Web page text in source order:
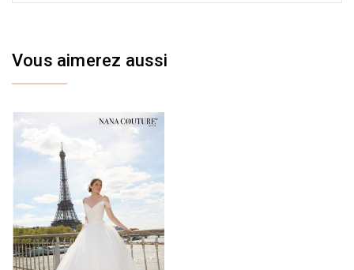
Vous aimerez aussi